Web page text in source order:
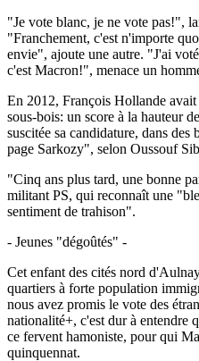
"Je vote blanc, je ne vote pas!",
"Franchement, c'est n'importe
envie", ajoute une autre. "J'ai
c'est Macron!", menace un
En 2012, François Hollande
sous-bois: un score à la hauteur
suscitée sa candidature, dans
page Sarkozy", selon Oussouf
"Cinq ans plus tard, une bonne
militant PS, qui reconnaît une
sentiment de trahison".
- Jeunes "dégoûtés" -
Cet enfant des cités nord
quartiers à forte population
nous avez promis le vote des
nationalité+, c'est dur à entendre
ce fervent hamoniste, pour qui
quinquennat.